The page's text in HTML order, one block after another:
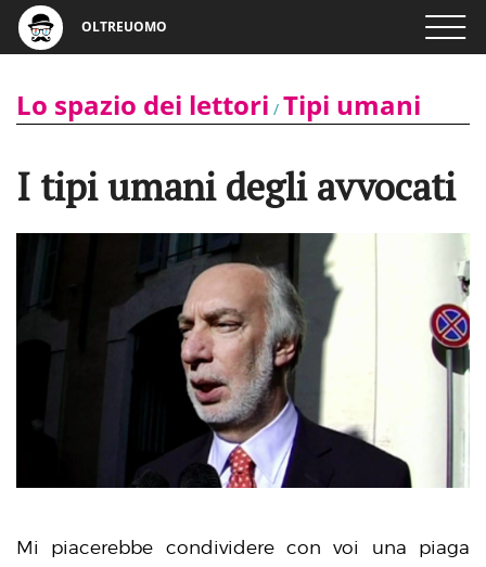
OLTREUOMO
Lo spazio dei lettori / Tipi umani
I tipi umani degli avvocati
Mi piacerebbe condividere con voi una piaga